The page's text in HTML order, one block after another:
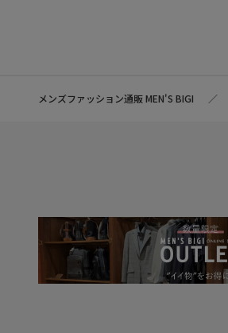
メンズファッション通販 MEN'S BIGI